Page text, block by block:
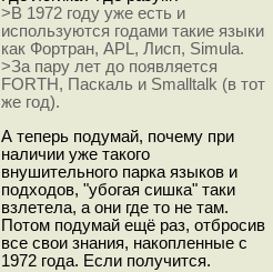
>В 1972 году уже есть и
используются годами такие языки
как Фортран, APL, Лисп, Simula.
>За пару лет до появляется
FORTH, Паскаль и Smalltalk (в тот
же год).
А теперь подумай, почему при
наличии уже такого
внушительного парка языков и
подходов, "убогая сишка" таки
взлетела, а они где то не там.
Потом подумай ещё раз, отбросив
все свои знания, накопленные с
1972 года. Если получится.